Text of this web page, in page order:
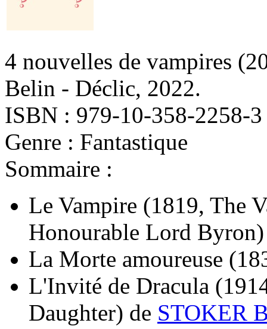
4 nouvelles de vampires
Belin - Déclic, 2022.
ISBN : 979-10-358-2258-3
Genre : Fantastique
Sommaire :
Le Vampire (1819, The
Honourable Lord Byron)
La Morte amoureuse
L'Invité de Dracula
Daughter) de STOKER